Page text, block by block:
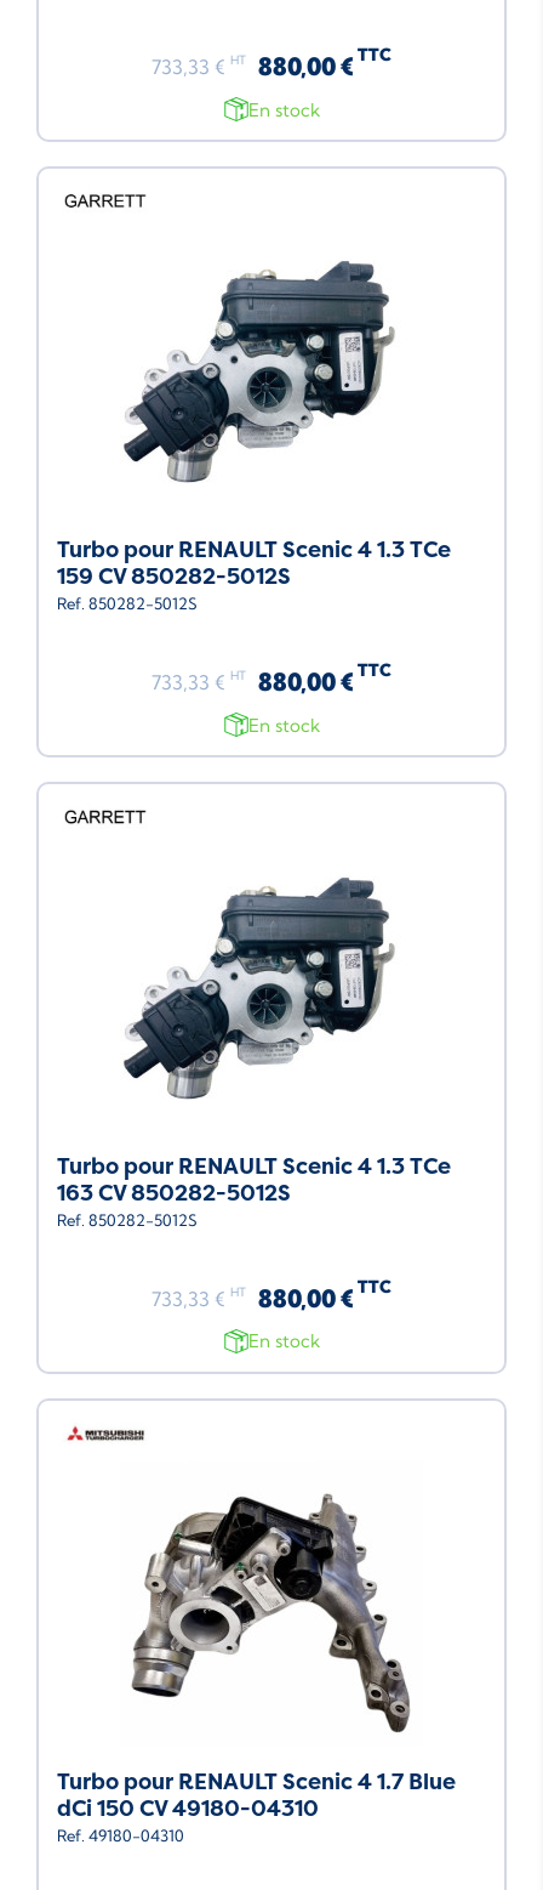
733,33 € HT 880,00 € TTC
En stock
Turbo pour RENAULT Scenic 4 1.3 TCe
159 CV 850282-5012S
Ref. 850282-5012S
733,33 € HT 880,00 € TTC
En stock
Turbo pour RENAULT Scenic 4 1.3 TCe
163 CV 850282-5012S
Ref. 850282-5012S
733,33 € HT 880,00 € TTC
En stock
Turbo pour RENAULT Scenic 4 1.7 Blue
dCi 150 CV 49180-04310
Ref. 49180-04310